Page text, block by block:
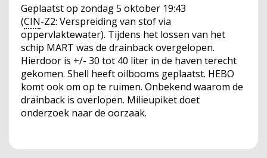
Geplaatst op zondag 5 oktober 19:43
(CIN-Z2: Verspreiding van stof via
oppervlaktewater). Tijdens het lossen van het
schip MART was de drainback overgelopen.
Hierdoor is +/- 30 tot 40 liter in de haven terecht
gekomen. Shell heeft oilbooms geplaatst. HEBO
komt ook om op te ruimen. Onbekend waarom de
drainback is overlopen. Milieupiket doet
onderzoek naar de oorzaak.